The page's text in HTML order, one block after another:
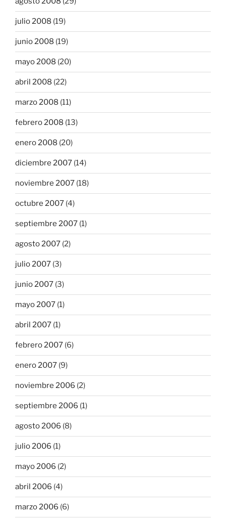
julio 2008 (19)
junio 2008 (19)
mayo 2008 (20)
abril 2008 (22)
marzo 2008 (11)
febrero 2008 (13)
enero 2008 (20)
diciembre 2007 (14)
noviembre 2007 (18)
octubre 2007 (4)
septiembre 2007 (1)
agosto 2007 (2)
julio 2007 (3)
junio 2007 (3)
mayo 2007 (1)
abril 2007 (1)
febrero 2007 (6)
enero 2007 (9)
noviembre 2006 (2)
septiembre 2006 (1)
agosto 2006 (8)
julio 2006 (1)
mayo 2006 (2)
abril 2006 (4)
marzo 2006 (6)